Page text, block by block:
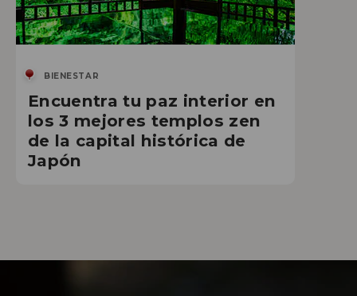
BIENESTAR
Encuentra tu paz interior en
los 3 mejores templos zen
de la capital histórica de
Japón